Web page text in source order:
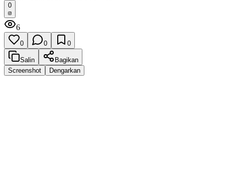
0
6
0 0 0
Salin
Bagikan
Screenshot
Dengarkan